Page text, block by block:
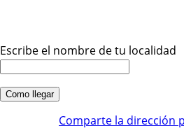
Escribe el nombre de tu localidad
Comparte la dirección